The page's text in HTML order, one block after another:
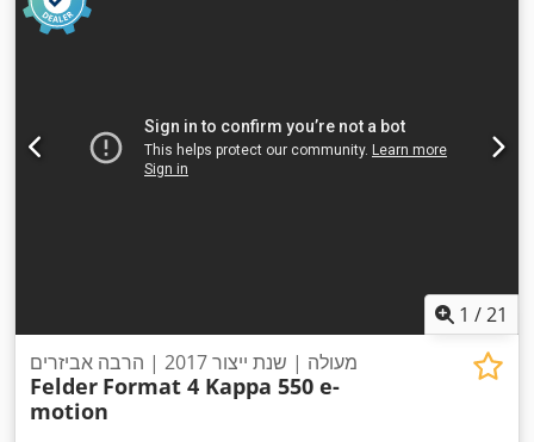
1 /21
מעולה | שנת ייצור 2017 | הרבה אביזרים
Felder Format 4 Kappa 550 e-
motion